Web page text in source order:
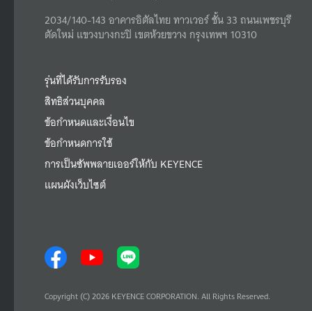
2034/140-143 อาคารอิตัลไทย ทาวเวอร์ ชั้น 33 ถนนเพชรบุรี
ตัดใหม่ แขวงบางกะปิ เขตห้วยขวาง กรุงเทพฯ 10310
รุ่นที่ได้รับการรับรอง
สิทธิส่วนบุคคล
ข้อกำหนดและเงื่อนไข
ข้อกำหนดการใช้
การเป็นซัพพลายเออร์ให้กับ KEYENCE
แผนผังเว็บไซต์
Copyright (C) 2026 KEYENCE CORPORATION. All Rights Reserved.